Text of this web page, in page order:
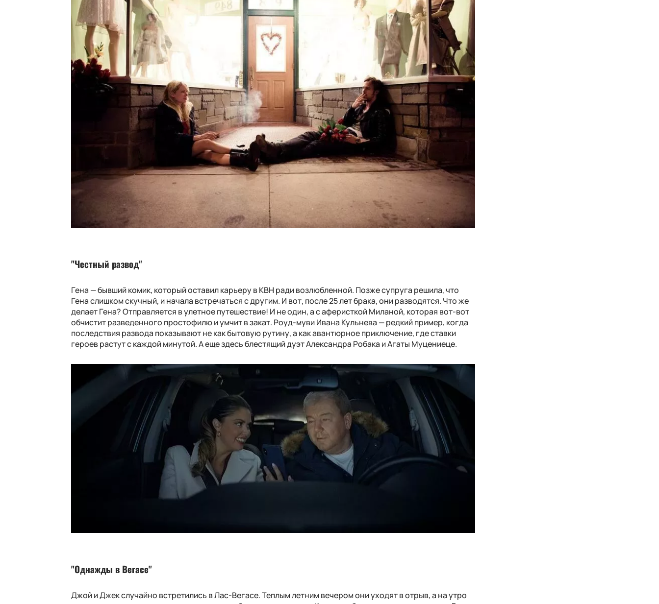
"Честный развод"
Гена — бывший комик, который оставил карьеру в КВН ради возлюбленной. Позже супруга решила, что
Гена слишком скучный, и начала встречаться с другим. И вот, после 25 лет брака, они разводятся. Что же
делает Гена? Отправляется в улетное путешествие! И не один, а с аферисткой Миланой, которая вот-вот
обчистит разведенного простофилю и умчит в закат. Роуд-муви Ивана Кульнева — редкий пример, когда
последствия развода показывают не как бытовую рутину, а как авантюрное приключение, где ставки
героев растут с каждой минутой. А еще здесь блестящий дуэт Александра Робака и Агаты Муцениеце.
"Однажды в Вегасе"
Джой и Джек случайно встретились в Лас-Вегасе. Теплым летним вечером они уходят в отрыв, а на утро